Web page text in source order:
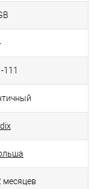
111
месяцев